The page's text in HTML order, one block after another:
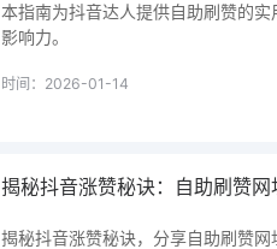
本指南为抖音达人提供自助刷赞的
影响力。
时间：2026-01-14
揭秘抖音涨赞秘诀：自助刷赞网
揭秘抖音涨赞秘诀，分享自助刷赞